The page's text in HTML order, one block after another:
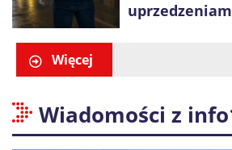
Więcej
Wiadomości z